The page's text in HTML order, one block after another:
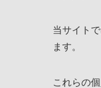
当サイト
ます。
これらの